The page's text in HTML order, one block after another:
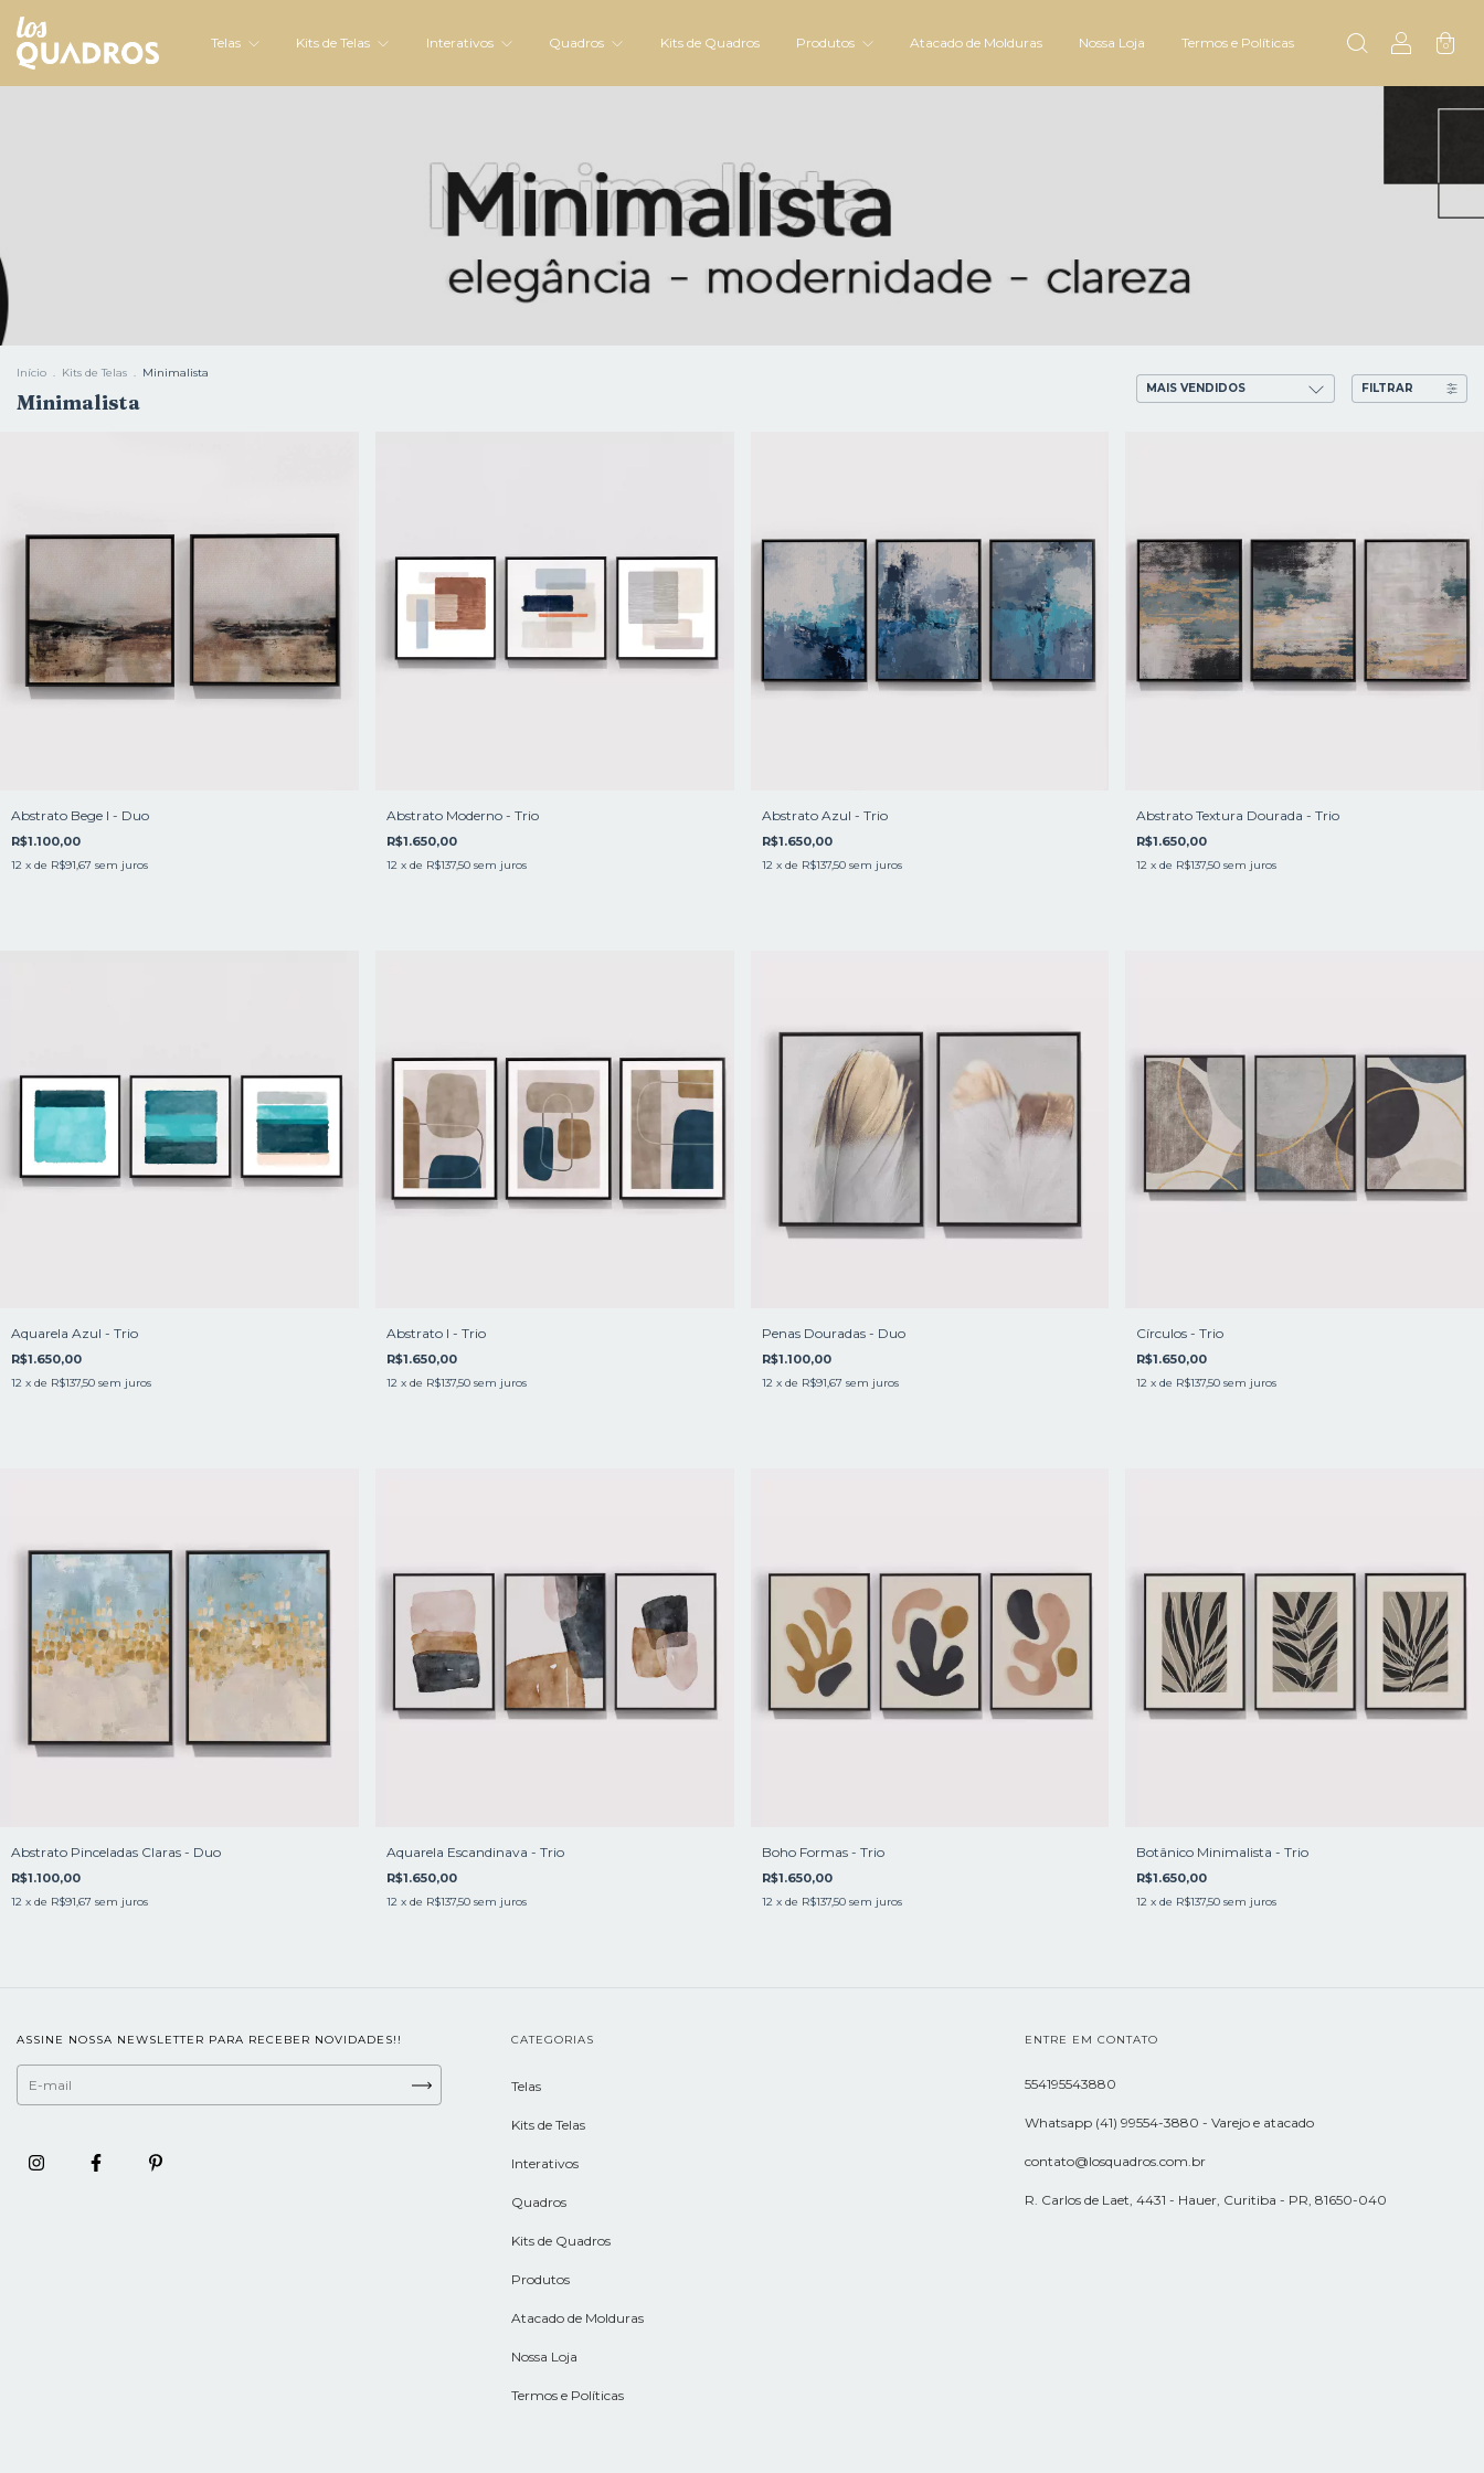
Telas Kits de Telas Interativos Quadros Kits de Quadros Produtos Atacado de Molduras Nossa Loja Termos e Políticas 0
Início . Kits de Telas . Minimalista
Minimalista
FILTRAR
Abstrato Bege I - Duo
R$1.100,00
12 x de R$91,67 sem juros
Abstrato Moderno - Trio
R$1.650,00
12 x de R$137,50 sem juros
Abstrato Azul - Trio
R$1.650,00
12 x de R$137,50 sem juros
Abstrato Textura Dourada - Trio
R$1.650,00
12 x de R$137,50 sem juros
Aquarela Azul - Trio
R$1.650,00
12 x de R$137,50 sem juros
Abstrato l - Trio
R$1.650,00
12 x de R$137,50 sem juros
Penas Douradas - Duo
R$1.100,00
12 x de R$91,67 sem juros
Círculos - Trio
R$1.650,00
12 x de R$137,50 sem juros
Abstrato Pinceladas Claras - Duo
R$1.100,00
12 x de R$91,67 sem juros
Aquarela Escandinava - Trio
R$1.650,00
12 x de R$137,50 sem juros
Boho Formas - Trio
R$1.650,00
12 x de R$137,50 sem juros
Botânico Minimalista - Trio
R$1.650,00
12 x de R$137,50 sem juros
ASSINE NOSSA NEWSLETTER PARA RECEBER NOVIDADES!! CATEGORIAS
Telas
Kits de Telas
Interativos
Quadros
Kits de Quadros
Produtos
Atacado de Molduras
Nossa Loja
Termos e Políticas
ENTRE EM CONTATO
554195543880
Whatsapp (41) 99554-3880 - Varejo e atacado
contato@losquadros.com.br
R. Carlos de Laet, 4431 - Hauer, Curitiba - PR, 81650-040